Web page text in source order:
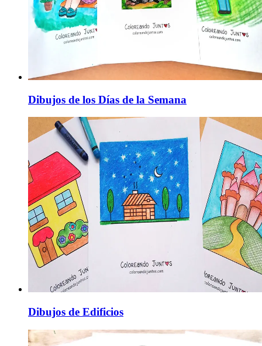
Dibujos de los Días de la Semana
Dibujos de Edificios